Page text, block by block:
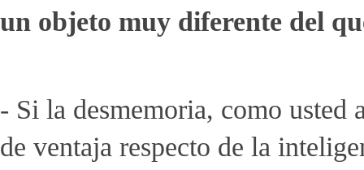
un objeto muy diferente del
- Si la desmemoria, como usted
de ventaja respecto de la